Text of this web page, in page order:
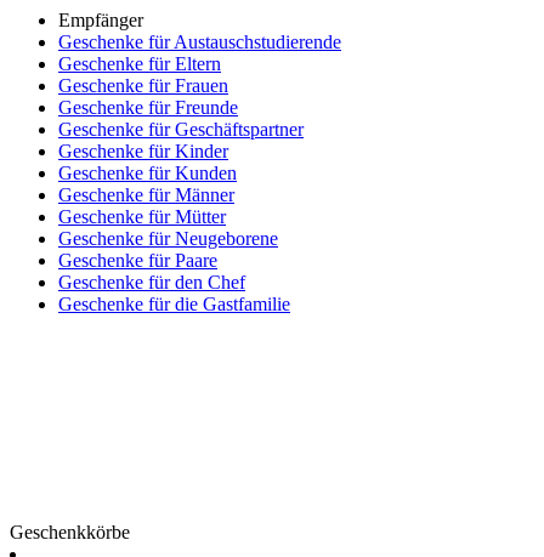
Empfänger
Geschenke für Austauschstudierende
Geschenke für Eltern
Geschenke für Frauen
Geschenke für Freunde
Geschenke für Geschäftspartner
Geschenke für Kinder
Geschenke für Kunden
Geschenke für Männer
Geschenke für Mütter
Geschenke für Neugeborene
Geschenke für Paare
Geschenke für den Chef
Geschenke für die Gastfamilie
Geschenkkörbe